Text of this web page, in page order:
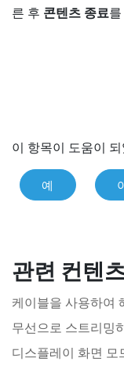
른 후 콘텐츠 종료
이 항목이 도움이
예
관련 컨텐
케이블을 사용하여
무선으로 스트리밍
디스플레이 화면 모